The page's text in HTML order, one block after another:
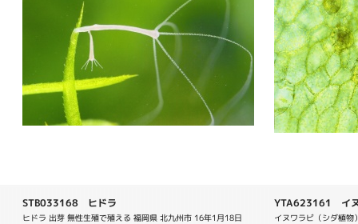
STB033168 ヒドラ
ヒドラ 出芽 無性生殖で殖える 福岡県 北九州市 16年1月18日
YTA623161 イ
イヌワラビ（シダ植